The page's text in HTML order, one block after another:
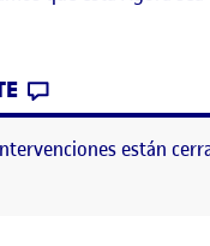
están